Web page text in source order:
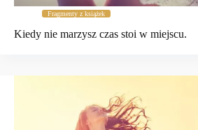
Fragmenty z książek
Kiedy nie marzysz czas stoi w miejscu.